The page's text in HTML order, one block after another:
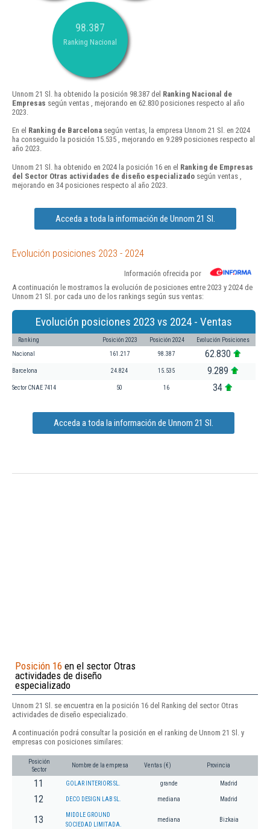
98.387
Ranking Nacional
Unnom 21 Sl. ha obtenido la posición 98.387 del Ranking Nacional de
Empresas según ventas , mejorando en 62.830 posiciones respecto al año
2023.
En el Ranking de Barcelona según ventas, la empresa Unnom 21 Sl. en 2024
ha conseguido la posición 15.535 , mejorando en 9.289 posiciones respecto al
año 2023.
Unnom 21 Sl. ha obtenido en 2024 la posición 16 en el Ranking de Empresas
del Sector Otras actividades de diseño especializado según ventas ,
mejorando en 34 posiciones respecto al año 2023.
Acceda a toda la información de Unnom 21 Sl.
Evolución posiciones 2023 - 2024
Información ofrecida por
A continuación le mostramos la evolución de posiciones entre 2023 y 2024 de
Unnom 21 Sl. por cada uno de los rankings según sus ventas:
Evolución posiciones 2023 vs 2024 - Ventas
Ranking Posición 2023 Posición 2024 Evolución Posiciones
Nacional 161.217 98.387 62.830
Barcelona 24.824 15.535 9.289
Sector CNAE 7414 50 16 34
Acceda a toda la información de Unnom 21 Sl.
Posición 16 en el sector Otras
actividades de diseño
especializado
Unnom 21 Sl. se encuentra en la posición 16 del Ranking del sector Otras
actividades de diseño especializado.
A continuación podrá consultar la posición en el ranking de Unnom 21 Sl. y
empresas con posiciones similares:
Posición
Sector
Nombre de la empresa Ventas (€) Provincia
11 GOLAR INTERIORS SL. grande Madrid
12 DECO DESIGN LAB SL. mediana Madrid
13
MIDDLE GROUND
SOCIEDAD LIMITADA.
mediana Bizkaia